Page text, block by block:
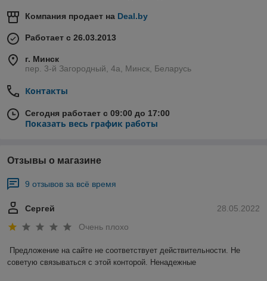
Компания продает на Deal.by
Работает с 26.03.2013
г. Минск
пер. 3-й Загородный, 4а, Минск, Беларусь
Контакты
Сегодня работает с 09:00 до 17:00
Показать весь график работы
Отзывы о магазине
9 отзывов за всё время
28.05.2022
Сергей
Очень плохо
Предложение на сайте не соответствует действительности. Не
советую связываться с этой конторой. Ненадежные